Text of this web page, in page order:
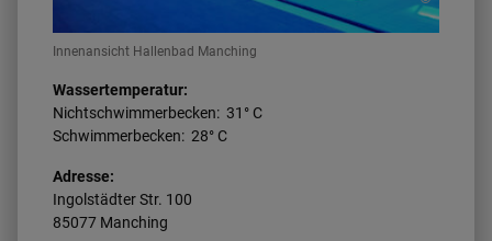
Innenansicht Hallenbad Manching
Wassertemperatur:
Nichtschwimmerbecken: 31° C
Schwimmerbecken: 28° C
Adresse:
Ingolstädter Str. 100
85077 Manching